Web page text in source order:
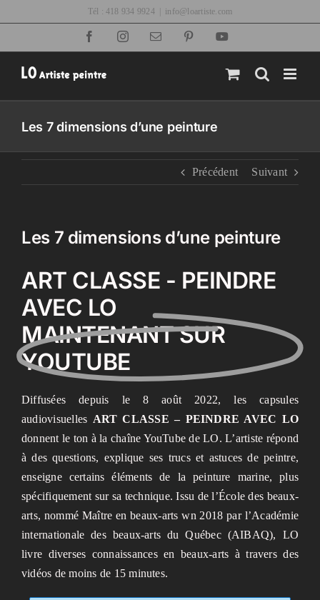
Tél : 418 934 9924 info@loartiste.com
FacebookInstagramEmail Pinterest
Les 7 dimensions d’une peinture
Précédent Suivant
Les 7 dimensions d’une peinture
ART CLASSE - PEINDRE
AVEC LO
MAINTENANT SUR
YOUTUBE
Diffusées depuis le 8 août 2022, les capsules
audiovisuelles ART CLASSE – PEINDRE AVEC LO
donnent le ton à la chaîne YouTube de LO. L’artiste répond
à des questions, explique ses trucs et astuces de peintre,
enseigne certains éléments de la peinture marine, plus
spécifiquement sur sa technique. Issu de l’École des beaux-
arts, nommé Maître en beaux-arts wn 2018 par l’Académie
internationale des beaux-arts du Québec (AIBAQ), LO
livre diverses connaissances en beaux-arts à travers des
vidéos de moins de 15 minutes.